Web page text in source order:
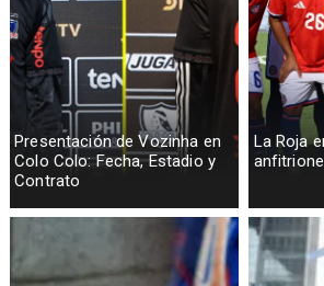
Presentación de Vozinha en
Colo Colo: Fecha, Estadio y
Contrato
La Roja